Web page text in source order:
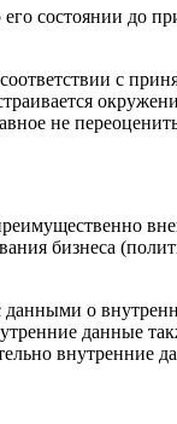
состоянии
с
не
бизнеса
о
данные
внутренние